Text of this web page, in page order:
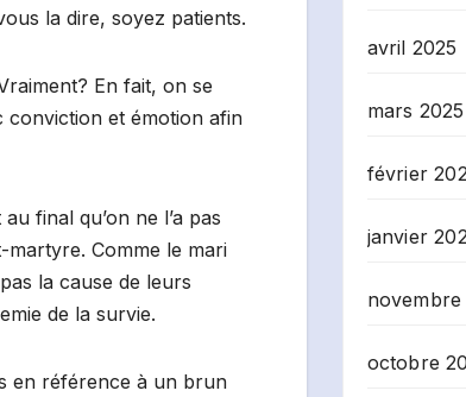
la dire, soyez patients.
En fait, on se
conviction et émotion afin
final qu’on ne l’a pas
martyre. Comme le mari
la cause de leurs
de la survie.
en référence à un brun
avril 2025
mars 2025
février
janvier
octobre